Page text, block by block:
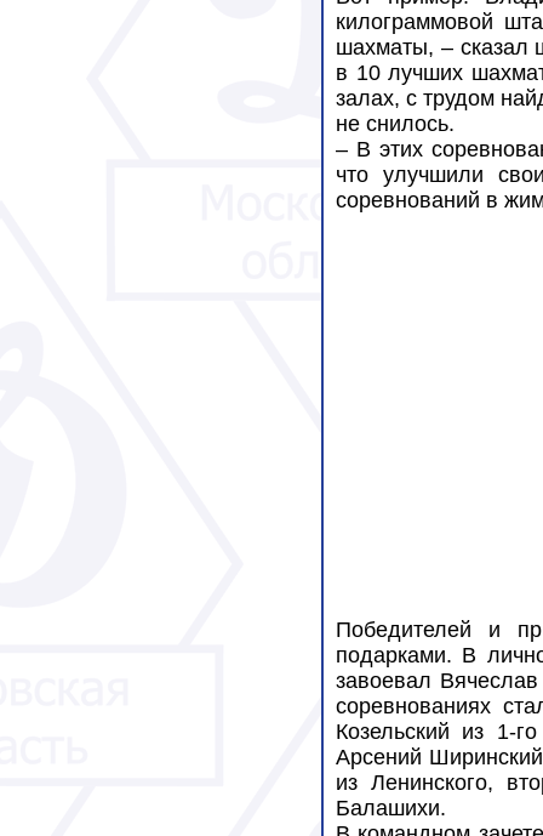
килограммовой
шахматы, – сказал
в 10 лучших
залах, с трудом
не снилось.
– В этих
что улучшили
соревнований в
Победителей и
подарками. В
завоевал
соревнованиях
Козельский из 1-
Арсений
из Ленинского,
Балашихи.